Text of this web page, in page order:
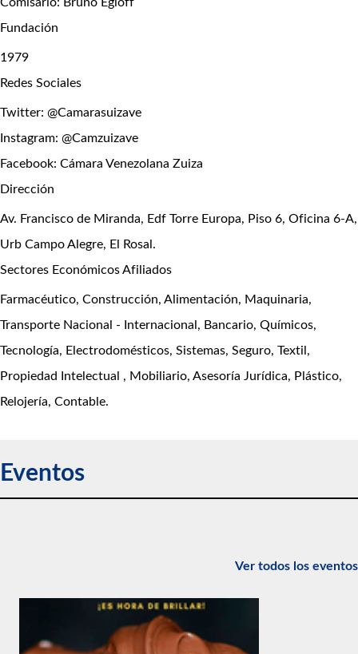
Fundación
1979
Redes Sociales
Twitter: @Camarasuizave
Instagram: @Camzuizave
Facebook: Cámara Venezolana Zuiza
Dirección
Av. Francisco de Miranda, Edf Torre Europa, Piso 6, Oficina 6-A,
Urb Campo Alegre, El Rosal.
Sectores Económicos Afiliados
Farmacéutico, Construcción, Alimentación, Maquinaria,
Transporte Nacional - Internacional, Bancario, Químicos,
Tecnología, Electrodomésticos, Sistemas, Seguro, Textil,
Propiedad Intelectual , Mobiliario, Asesoría Jurídica, Plástico,
Relojería, Contable.
Eventos
Ver todos los eventos